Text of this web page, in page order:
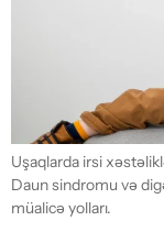
Uşaqlarda irsi
Daun sindromu və
müalicə yolları.